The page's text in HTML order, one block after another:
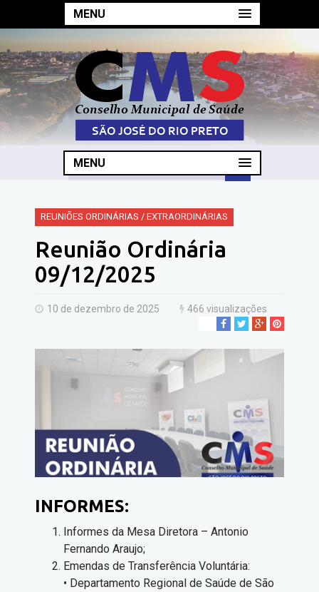
MENU
MENU
REUNIÕES ORDINÁRIAS / EXTRAORDINÁRIAS
Reunião Ordinária
09/12/2025
10 de dezembro de 2025 466 visualizações
INFORMES:
Informes da Mesa Diretora – Antonio
Fernando Araujo;
Emendas de Transferência Voluntária:
• Departamento Regional de Saúde de São